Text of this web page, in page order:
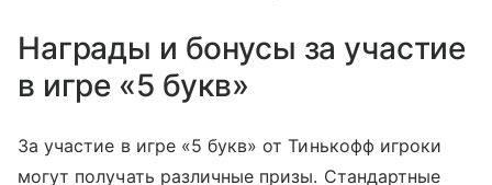
Награды и бонусы за участие
в игре «5 букв»
За участие в игре «5 букв» от Тинькофф игроки
могут получать различные призы. Стандартные